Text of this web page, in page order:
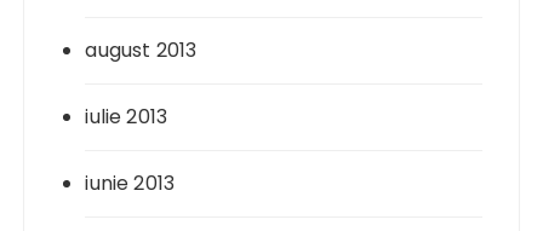
august 2013
iulie 2013
iunie 2013